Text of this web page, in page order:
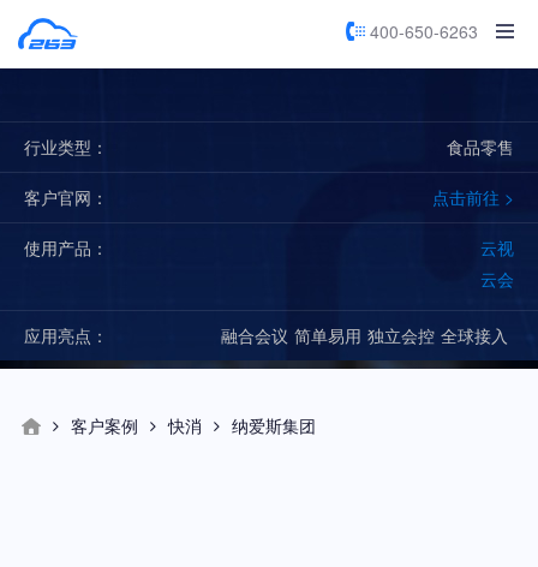
400-650-6263
为企业搭建专属营销闭环，抢占数字化营销先机。
免费试用
客户案例 快消 纳爱斯集团
跨国会议
行业类型： 食品零售
客户官网： 点击前往 >
使用产品：
云视
云会
应用亮点： 融合会议 简单易用 独立会控 全球接入